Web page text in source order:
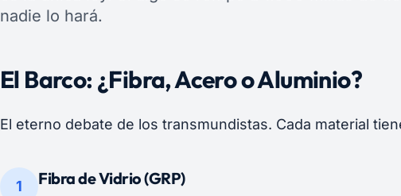
nadie lo hará.
El Barco: ¿Fibra, Acero o Aluminio?
El eterno debate de los transmundistas. Cada material
1 Fibra de Vidrio (GRP)